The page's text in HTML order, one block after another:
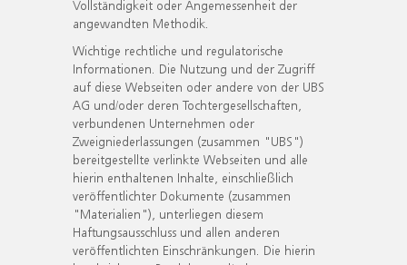
Vollständigkeit oder Angemessenheit der
angewandten Methodik.
Wichtige rechtliche und regulatorische
Informationen. Die Nutzung und der Zugriff
auf diese Webseiten oder andere von der UBS
AG und/oder deren Tochtergesellschaften,
verbundenen Unternehmen oder
Zweigniederlassungen (zusammen "UBS")
bereitgestellte verlinkte Webseiten und alle
hierin enthaltenen Inhalte, einschließlich
veröffentlichter Dokumente (zusammen
"Materialien"), unterliegen diesem
Haftungsausschluss und allen anderen
veröffentlichten Einschränkungen. Die hierin